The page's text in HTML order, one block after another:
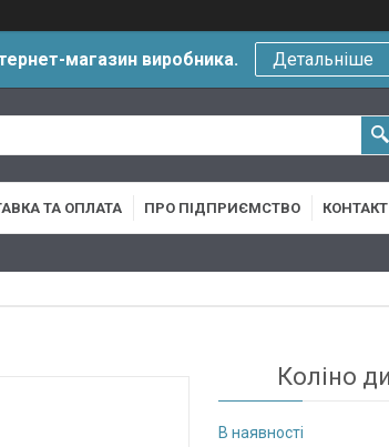
магазин виробника. Детальніше
ТА ОПЛАТА ПРО ПІДПРИЄМСТВО
Коліно
В наявності